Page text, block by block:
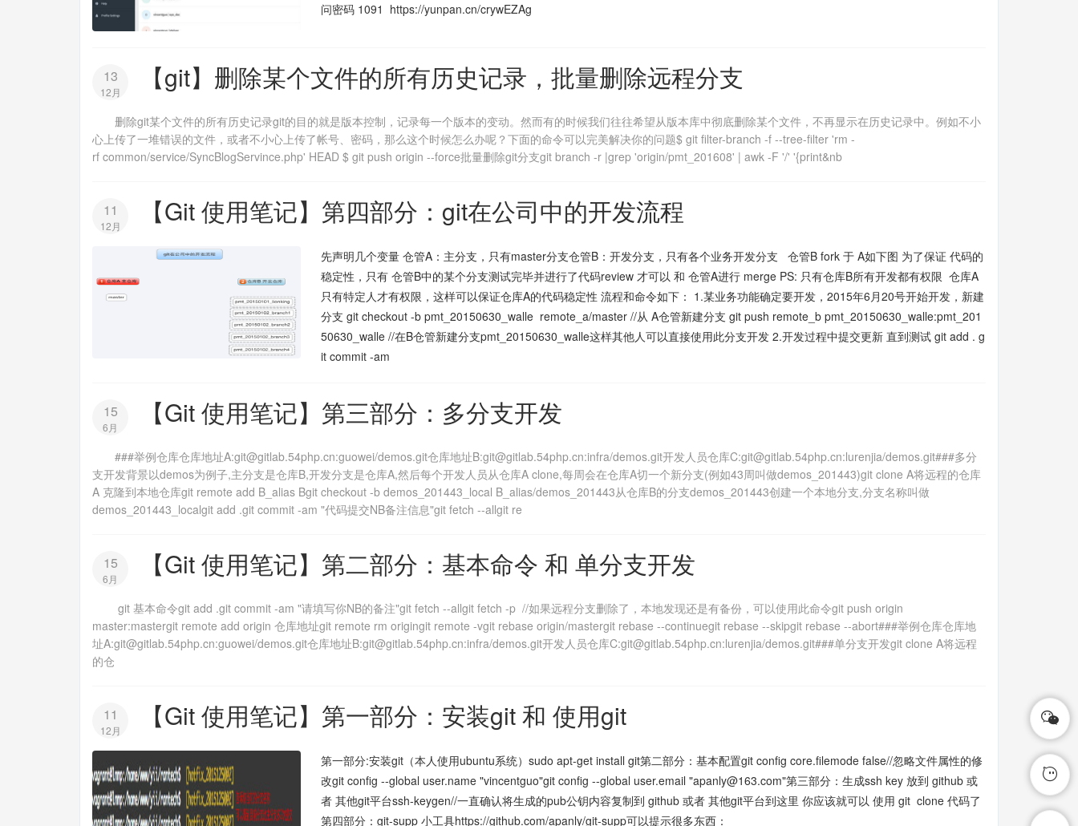
问密码 1091 https://yunpan.cn/crywEZAg
13
12月 【git】删除某个文件的所有历史记录，批量删除远程分支
删除git某个文件的所有历史记录git的目的就是版本控制，记录每一个版本的变动。然而有的时候我们往往希望从版本库中彻底删除某个文件，不再显示在历史记录中。例如不小
心上传了一堆错误的文件，或者不小心上传了帐号、密码，那么这个时候怎么办呢？下面的命令可以完美解决你的问题$ git filter-branch -f --tree-filter 'rm -
rf common/service/SyncBlogServince.php' HEAD $ git push origin --force批量删除git分支git branch -r |grep 'origin/pmt_201608' | awk -F '/' '{print&nb
11
12月 【Git 使用笔记】第四部分：git在公司中的开发流程
先声明几个变量 仓管A：主分支，只有master分支仓管B：开发分支，只有各个业务开发分支 仓管B fork 于 A如下图 为了保证 代码的
稳定性，只有 仓管B中的某个分支测试完毕并进行了代码review 才可以 和 仓管A进行 merge PS: 只有仓库B所有开发都有权限 仓库A
只有特定人才有权限，这样可以保证仓库A的代码稳定性 流程和命令如下： 1.某业务功能确定要开发，2015年6月20号开始开发，新建
分支 git checkout -b pmt_20150630_walle remote_a/master //从 A仓管新建分支 git push remote_b pmt_20150630_walle:pmt_201
50630_walle //在B仓管新建分支pmt_20150630_walle这样其他人可以直接使用此分支开发 2.开发过程中提交更新 直到测试 git add . g
it commit -am
15
6月 【Git 使用笔记】第三部分：多分支开发
###举例仓库仓库地址A:git@gitlab.54php.cn:guowei/demos.git仓库地址B:git@gitlab.54php.cn:infra/demos.git开发人员仓库C:git@gitlab.54php.cn:lurenjia/demos.git###多分
支开发背景以demos为例子,主分支是仓库B,开发分支是仓库A,然后每个开发人员从仓库A clone,每周会在仓库A切一个新分支(例如43周叫做demos_201443)git clone A将远程的仓库
A 克隆到本地仓库git remote add B_alias Bgit checkout -b demos_201443_local B_alias/demos_201443从仓库B的分支demos_201443创建一个本地分支,分支名称叫做
demos_201443_localgit add .git commit -am "代码提交NB备注信息"git fetch --allgit re
15
6月 【Git 使用笔记】第二部分：基本命令 和 单分支开发
git 基本命令git add .git commit -am "请填写你NB的备注"git fetch --allgit fetch -p //如果远程分支删除了，本地发现还是有备份，可以使用此命令git push origin
master:mastergit remote add origin 仓库地址git remote rm origingit remote -vgit rebase origin/mastergit rebase --continuegit rebase --skipgit rebase --abort###举例仓库仓库地
址A:git@gitlab.54php.cn:guowei/demos.git仓库地址B:git@gitlab.54php.cn:infra/demos.git开发人员仓库C:git@gitlab.54php.cn:lurenjia/demos.git###单分支开发git clone A将远程
的仓
11
12月 【Git 使用笔记】第一部分：安装git 和 使用git
第一部分:安装git（本人使用ubuntu系统）sudo apt-get install git第二部分：基本配置git config core.filemode false//忽略文件属性的修
改git config --global user.name "vincentguo"git config --global user.email "apanly@163.com"第三部分：生成ssh key 放到 github 或
者 其他git平台ssh-keygen//一直确认将生成的pub公钥内容复制到 github 或者 其他git平台到这里 你应该就可以 使用 git clone 代码了
第四部分：git-supp 小工具https://github.com/apanly/git-supp可以提示很多东西：